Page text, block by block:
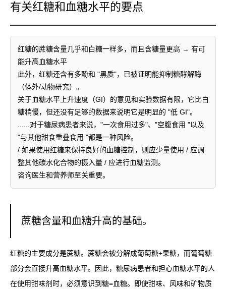
有关红糖和血糖水平的要点
红糖的蔗糖含量几乎和白糖一样多，而且含糖量更高 → 有可
能升高血糖水平
此外，红糖还含有多酚和 "黑质"，已被证明能抑制糖酵解酶
（体外/动物研究）。
关于血糖水平上升速度（GI）的意见和实验数据有限，它比白
糖稍慢，但还没有足够的数据来说明它是明显的 "低 GI"。
......对于糖尿病患者来说，"一次食用过多"、"空腹食用 "以及
"与其他甜食重叠食用 "都是一种风险。
/ 如果使用红糖来保持良好的血糖控制，则应少量使用 / 应调
整其他碳水化合物的摄入量 / 应进行血糖监测。
咨询医生和营养师至关重要。
蔗糖含量和血糖升高的基础。
红糖的主要成分是蔗糖。蔗糖会被分解成葡萄糖+果糖，而葡萄糖
部分会直接升高血糖水平。因此，糖尿病患者和担心血糖水平的人
在使用甜味剂时，必须意识到糖=血糖。即使甜味、风味和矿物质